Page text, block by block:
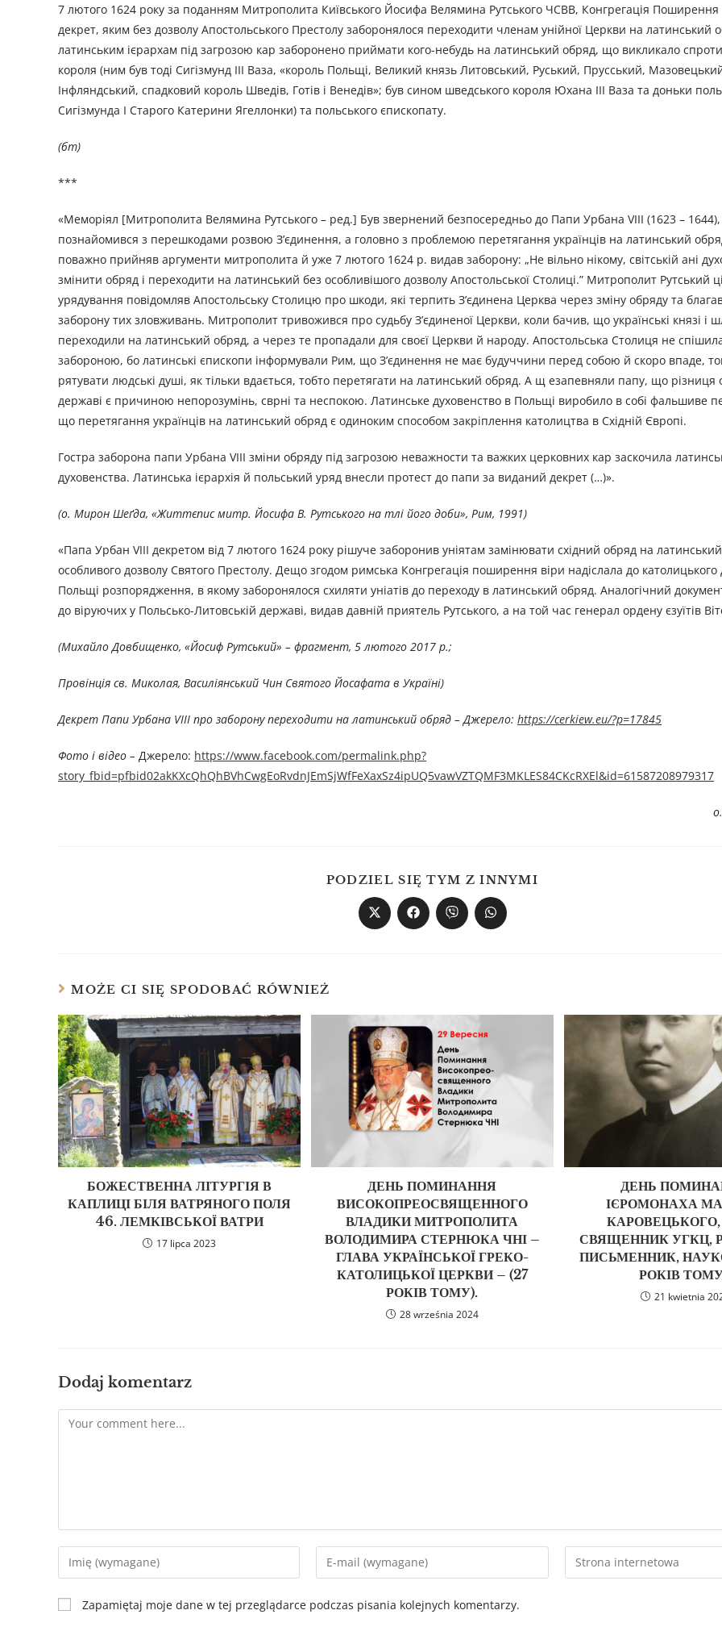
7 лютого 1624 року за поданням Митрополита Київського Йосифа Велямина Рутського ЧСВВ, Конгрегація Поширення
декрет, яким без дозволу Апостольського Престолу заборонялося переходити членам унійної Церкви на латинський
латинським ієрархам під загрозою кар заборонено приймати кого-небудь на латинський обряд, що викликало
короля (ним був тоді Сигізмунд III Ваза, «король Польщі, Великий князь Литовський, Руський, Прусський,
Інфляндський, спадковий король Шведів, Готів і Венедів»; був сином шведського короля Юхана III Ваза та доньки
Сигізмунда I Старого Катерини Ягеллонки) та польського єпископату.
(бт)
***
«Меморіял [Митрополита Велямина Рутського – ред.] Був звернений безпосередньо до Папи Урбана VIII (1623 –
познайомився з перешкодами розвою З’єдинення, а головно з проблемою перетягання українців на латинський
поважно прийняв аргументи митрополита й уже 7 лютого 1624 р. видав заборону: „Не вільно нікому, світській ані
змінити обряд і переходити на латинський без особливішого дозволу Апостольської Столиці.” Митрополит Рутський
урядування повідомляв Апостольську Столицю про шкоди, які терпить З’єдинена Церква через зміну обряду та
заборону тих зловживань. Митрополит тривожився про судьбу З’єдиненої Церкви, коли бачив, що українські князі і
переходили на латинський обряд, а через те пропадали для своєї Церкви й народу. Апостольська Столиця не
забороною, бо латинські єпископи інформували Рим, що З’єдинення не має будуччини перед собою й скоро впаде,
рятувати людські душі, як тільки вдається, тобто перетягати на латинський обряд. А щ езапевняли папу, що різниця
державі є причиною непорозумінь, сврні та неспокою. Латинське духовенство в Польщі виробило в собі фальшиве
що перетягання українців на латинський обряд є одиноким способом закріплення католицтва в Східній Європі.
Гостра заборона папи Урбана VIII зміни обряду під загрозою неважности та важких церковних кар заскочила
духовенства. Латинська ієрархія й польський уряд внесли протест до папи за виданий декрет (…)».
(о. Мирон Шеґда, «Життєпис митр. Йосифа В. Рутського на тлі його доби», Рим, 1991)
«Папа Урбан VIII декретом від 7 лютого 1624 року рішуче заборонив уніятам замінювати східний обряд на
особливого дозволу Святого Престолу. Дещо згодом римська Конгрегація поширення віри надіслала до католицького
Польщі розпорядження, в якому заборонялося схиляти уніатів до переходу в латинський обряд. Аналогічний
до віруючих у Польсько-Литовській державі, видав давній приятель Рутського, а на той час генерал ордену єзуїтів
(Михайло Довбищенко, «Йосиф Рутський» – фрагмент, 5 лютого 2017 р.;
Провінція св. Миколая, Василіянський Чин Святого Йосафата в Україні)
Декрет Папи Урбана VIII про заборону переходити на латинський обряд – Джерелo: https://cerkiew.eu/?p=17845
Фото і відео – Джерелo: https://www.facebook.com/permalink.php?
story_fbid=pfbid02akKXcQhQhBVhCwgEoRvdnJEmSjWfFeXaxSz4ipUQ5vawVZTQMF3MKLES84CKcRXEl&id=61587208979317
PODZIEL SIĘ TYM Z INNYMI
MOŻE CI SIĘ SPODOBAĆ RÓWNIEŻ
БОЖЕСТВЕННА ЛІТУРГІЯ В
КАПЛИЦІ БІЛЯ ВАТРЯНОГО ПОЛЯ
46. ЛЕМКІВСЬКОЇ ВАТРИ
17 lipca 2023
ДЕНЬ ПОМИНАННЯ
ВИСОКОПРЕОСВЯЩЕННОГО
ВЛАДИКИ МИТРОПОЛИТА
ВОЛОДИМИРА СТЕРНЮКА ЧНІ –
ГЛАВА УКРАЇНСЬКОЇ ГРЕКО-
КАТОЛИЦЬКОЇ ЦЕРКВИ – (27
РОКІВ ТОМУ).
28 września 2024
ДЕНЬ
ІЄРОМОНАХА
КАРОВЕЦЬКОГО,
СВЯЩЕННИК УГКЦ,
ПИСЬМЕННИК,
РОКІВ
21 kwietnia
Dodaj komentarz
Zapamiętaj moje dane w tej przeglądarce podczas pisania kolejnych komentarzy.